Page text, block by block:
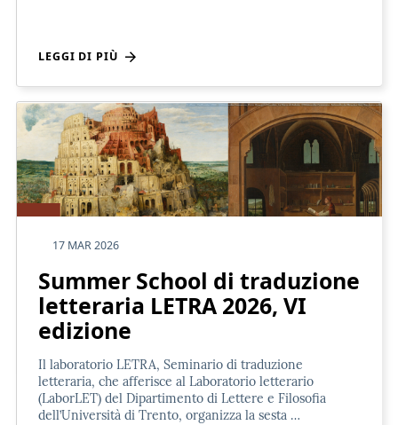
LEGGI DI PIÙ
17 MAR 2026
Summer School di traduzione
letteraria LETRA 2026, VI
edizione
Il laboratorio LETRA, Seminario di traduzione
letteraria, che afferisce al Laboratorio letterario
(LaborLET) del Dipartimento di Lettere e Filosofia
dell’Università di Trento, organizza la sesta …